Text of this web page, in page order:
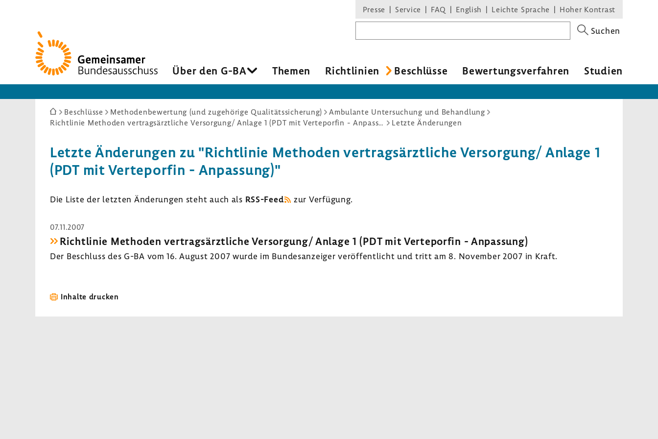
Zur
Startseite
Presse Service FAQ English Leichte Sprache Hoher Kontrast
Suchen
Über den G-BA Themen Richt­li­nien Beschlüsse Bewer­tungs­ver­fahren Studien
Sie
sind
Beschlüsse Methodenbewertung (und zugehörige Qualitätssicherung)
Ambulante Untersuchung und Behandlung
Richtlinie Methoden vertragsärztliche Versorgung/ Anlage 1 (PDT mit Verteporfin - Anpassung)
Letzte Änderungen
Letzte Ände­rungen zu "Richt­linie Methoden vertrags­ärzt­liche Versor­gung/ Anlage 1
(PDT mit Verte­porfin - Anpas­sung)"
Die Liste der letzten Ände­rungen steht auch als RSS-​Feed zur Verfü­gung.
07.11.2007
Richt­linie Methoden vertrags­ärzt­liche Versor­gung/ Anlage 1 (PDT mit Verte­porfin - Anpas­sung)
Der Beschluss des G-BA vom 16. August 2007 wurde im Bundes­an­zeiger veröf­fent­licht und tritt am 8. November 2007 in Kraft.
Inhalte drucken